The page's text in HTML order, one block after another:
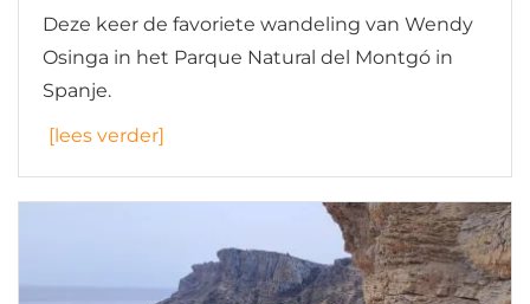
Deze keer de favoriete wandeling van Wendy
Osinga in het Parque Natural del Montgó in
Spanje.
[lees verder]